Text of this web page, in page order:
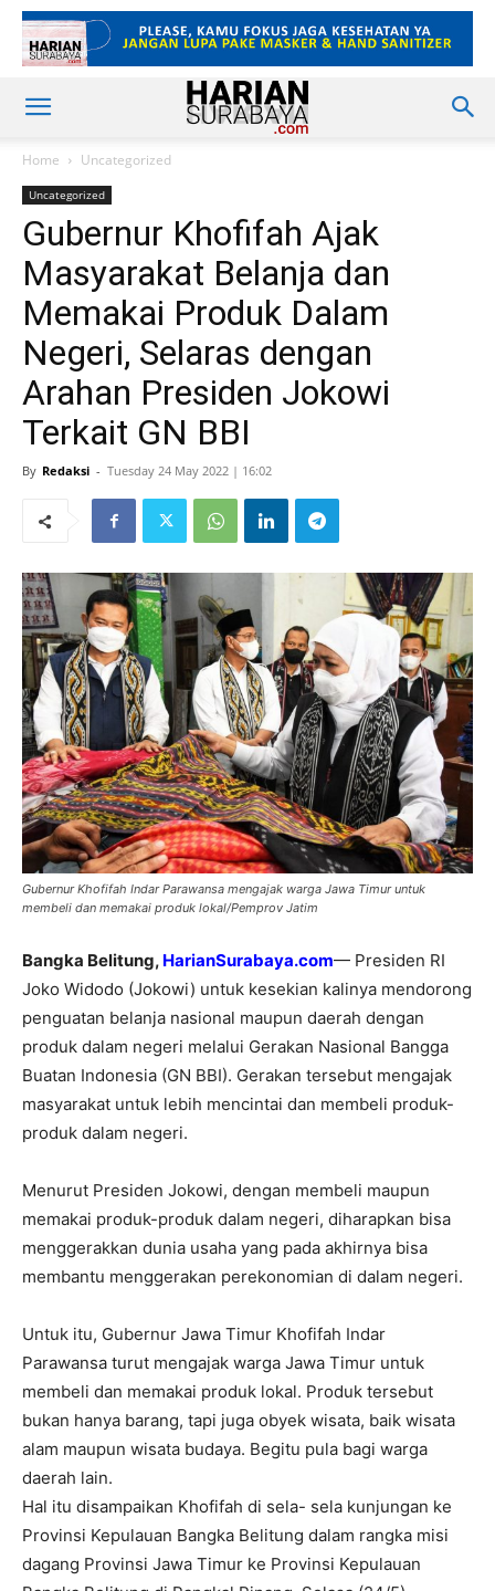
Home Uncategorized
Uncategorized
Gubernur Khofifah Ajak
Masyarakat Belanja dan
Memakai Produk Dalam
Negeri, Selaras dengan
Arahan Presiden Jokowi
Terkait GN BBI
By Redaksi - Tuesday 24 May 2022 | 16:02
Gubernur Khofifah Indar Parawansa mengajak warga Jawa Timur untuk
membeli dan memakai produk lokal/Pemprov Jatim
Bangka Belitung, HarianSurabaya.com— Presiden RI
Joko Widodo (Jokowi) untuk kesekian kalinya mendorong
penguatan belanja nasional maupun daerah dengan
produk dalam negeri melalui Gerakan Nasional Bangga
Buatan Indonesia (GN BBI). Gerakan tersebut mengajak
masyarakat untuk lebih mencintai dan membeli produk-
produk dalam negeri.
Menurut Presiden Jokowi, dengan membeli maupun
memakai produk-produk dalam negeri, diharapkan bisa
menggerakkan dunia usaha yang pada akhirnya bisa
membantu menggerakan perekonomian di dalam negeri.
Untuk itu, Gubernur Jawa Timur Khofifah Indar
Parawansa turut mengajak warga Jawa Timur untuk
membeli dan memakai produk lokal. Produk tersebut
bukan hanya barang, tapi juga obyek wisata, baik wisata
alam maupun wisata budaya. Begitu pula bagi warga
daerah lain.
Hal itu disampaikan Khofifah di sela- sela kunjungan ke
Provinsi Kepulauan Bangka Belitung dalam rangka misi
dagang Provinsi Jawa Timur ke Provinsi Kepulauan